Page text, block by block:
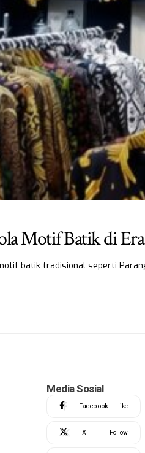
Motif Batik di
batik tradisional seperti
Media Sosial
Facebook Like
X Follow